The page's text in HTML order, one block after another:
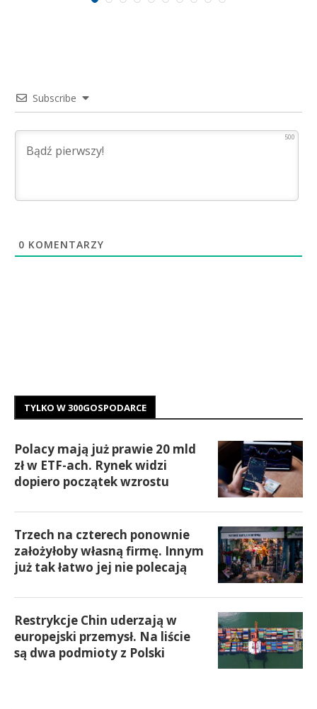
Subscribe
500
0 KOMENTARZY
TYLKO W 300GOSPODARCE
Polacy mają już prawie 20 mld
zł w ETF-ach. Rynek widzi
dopiero początek wzrostu
Trzech na czterech ponownie
założyłoby własną firmę. Innym
już tak łatwo jej nie polecają
Restrykcje Chin uderzają w
europejski przemysł. Na liście
są dwa podmioty z Polski